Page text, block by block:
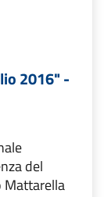
2016" -
del
Mattarella